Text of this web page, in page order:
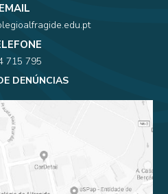
EMAIL
715 795
DENÚNCIAS